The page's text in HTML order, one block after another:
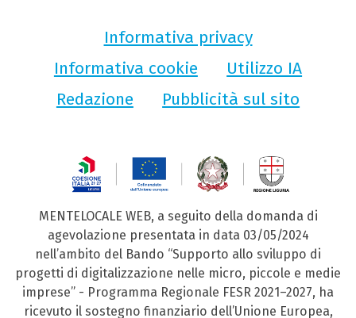
Informativa privacy
Informativa cookie
Utilizzo IA
Redazione
Pubblicità sul sito
MENTELOCALE WEB, a seguito della domanda di
agevolazione presentata in data 03/05/2024
nell’ambito del Bando “Supporto allo sviluppo di
progetti di digitalizzazione nelle micro, piccole e medie
imprese” - Programma Regionale FESR 2021–2027, ha
ricevuto il sostegno finanziario dell’Unione Europea,